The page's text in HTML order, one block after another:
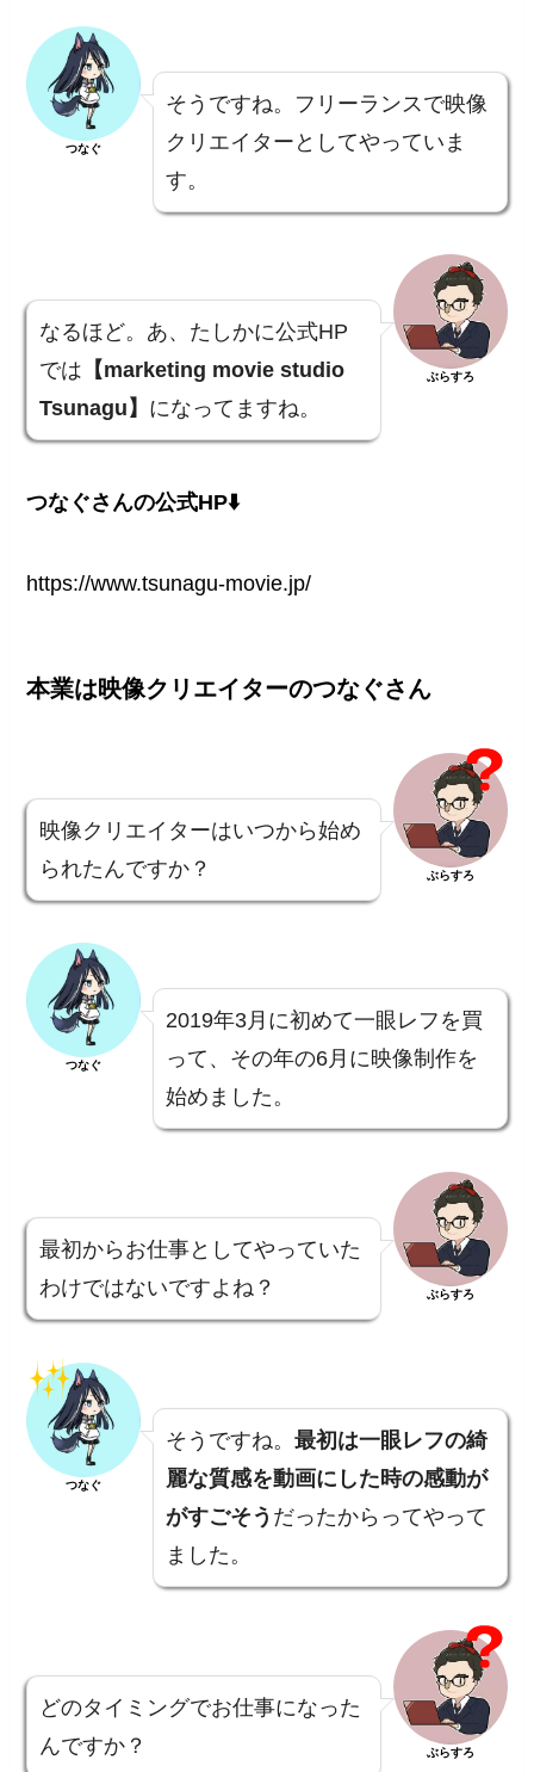
つなぐ
そうですね。フリーランスで映像
クリエイターとしてやっていま
す。
なるほど。あ、たしかに公式HP
では 【marketing movie studio
Tsunagu】 になってますね。
ぶらすろ
つなぐさんの公式HP⬇️
https://www.tsunagu-movie.jp/
本業は映像クリエイターのつなぐさん
映像クリエイターはいつから始め
られたんですか？
ぶらすろ
つなぐ
2019年3月に初めて一眼レフを買
って、その年の6月に映像制作を
始めました。
最初からお仕事としてやっていた
わけではないですよね？
ぶらすろ
つなぐ
そうですね。最初は一眼レフの綺
麗な質感を動画にした時の感動が
がすごそう だったからってやって
ました。
どのタイミングでお仕事になった
んですか？
ぶらすろ